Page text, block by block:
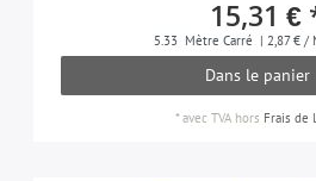
15,31 €
5.33 Mètre Carré | 2,87 € /
Dans le panier
*avec TVAhors Frais de